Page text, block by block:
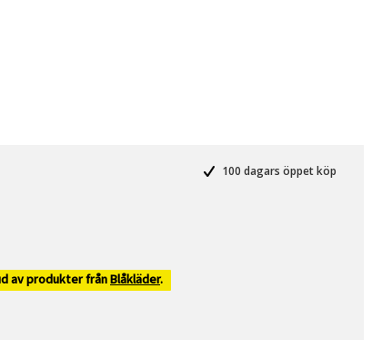
100 dagars öppet köp
av produkter frånBlåkläder.